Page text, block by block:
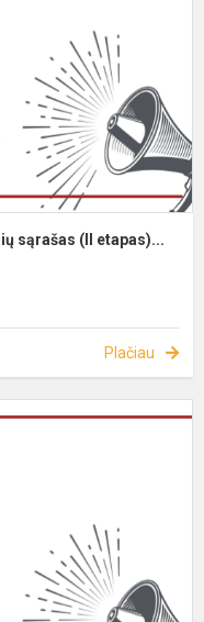
sąrašas (II etapas)...
Plačiau